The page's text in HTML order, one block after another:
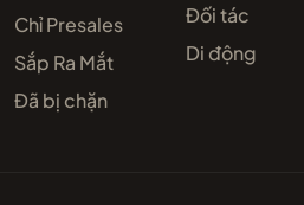
Chỉ Presales
Sắp Ra Mắt
Đã bị chặn
Đối tác
Di động